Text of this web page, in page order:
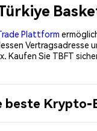
Plattform
Vertragsadresse
Kaufen Sie TBFT
beste Krypto-